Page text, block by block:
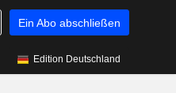
Ein Abo abschließen
Edition Deutschland